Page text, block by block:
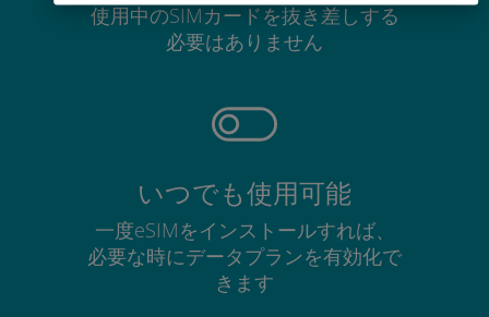
使用中のSIMカードを抜き差しする
必要はありません
いつでも使用可能
一度eSIMをインストールすれば、
必要な時にデータプランを有効化で
きます